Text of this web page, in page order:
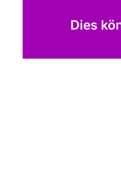
Dies